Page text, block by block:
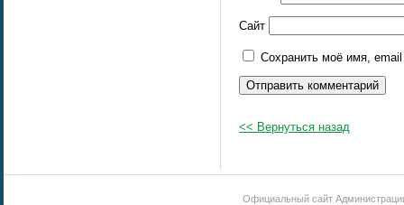
Сайт
Сохранить моё имя,
<< Вернуться назад
Официальный сайт